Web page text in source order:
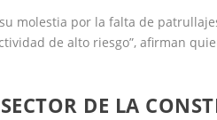
molestia por la falta de
de alto riesgo”, afirman
DE LA